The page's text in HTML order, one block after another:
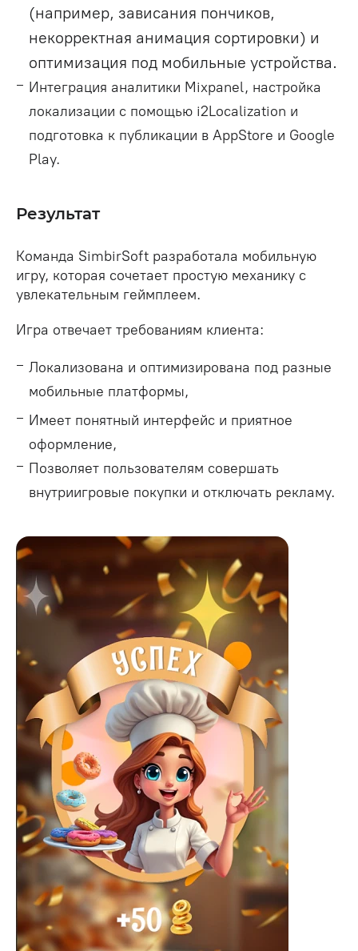
(например, зависания пончиков,
некорректная анимация сортировки) и
оптимизация под мобильные устройства.
Интеграция аналитики Mixpanel, настройка
локализации с помощью i2Localization и
подготовка к публикации в AppStore и Google
Play.
Результат
Команда SimbirSoft разработала мобильную
игру, которая сочетает простую механику с
увлекательным геймплеем.
Игра отвечает требованиям клиента:
Локализована и оптимизирована под разные
мобильные платформы,
Имеет понятный интерфейс и приятное
оформление,
Позволяет пользователям совершать
внутриигровые покупки и отключать рекламу.